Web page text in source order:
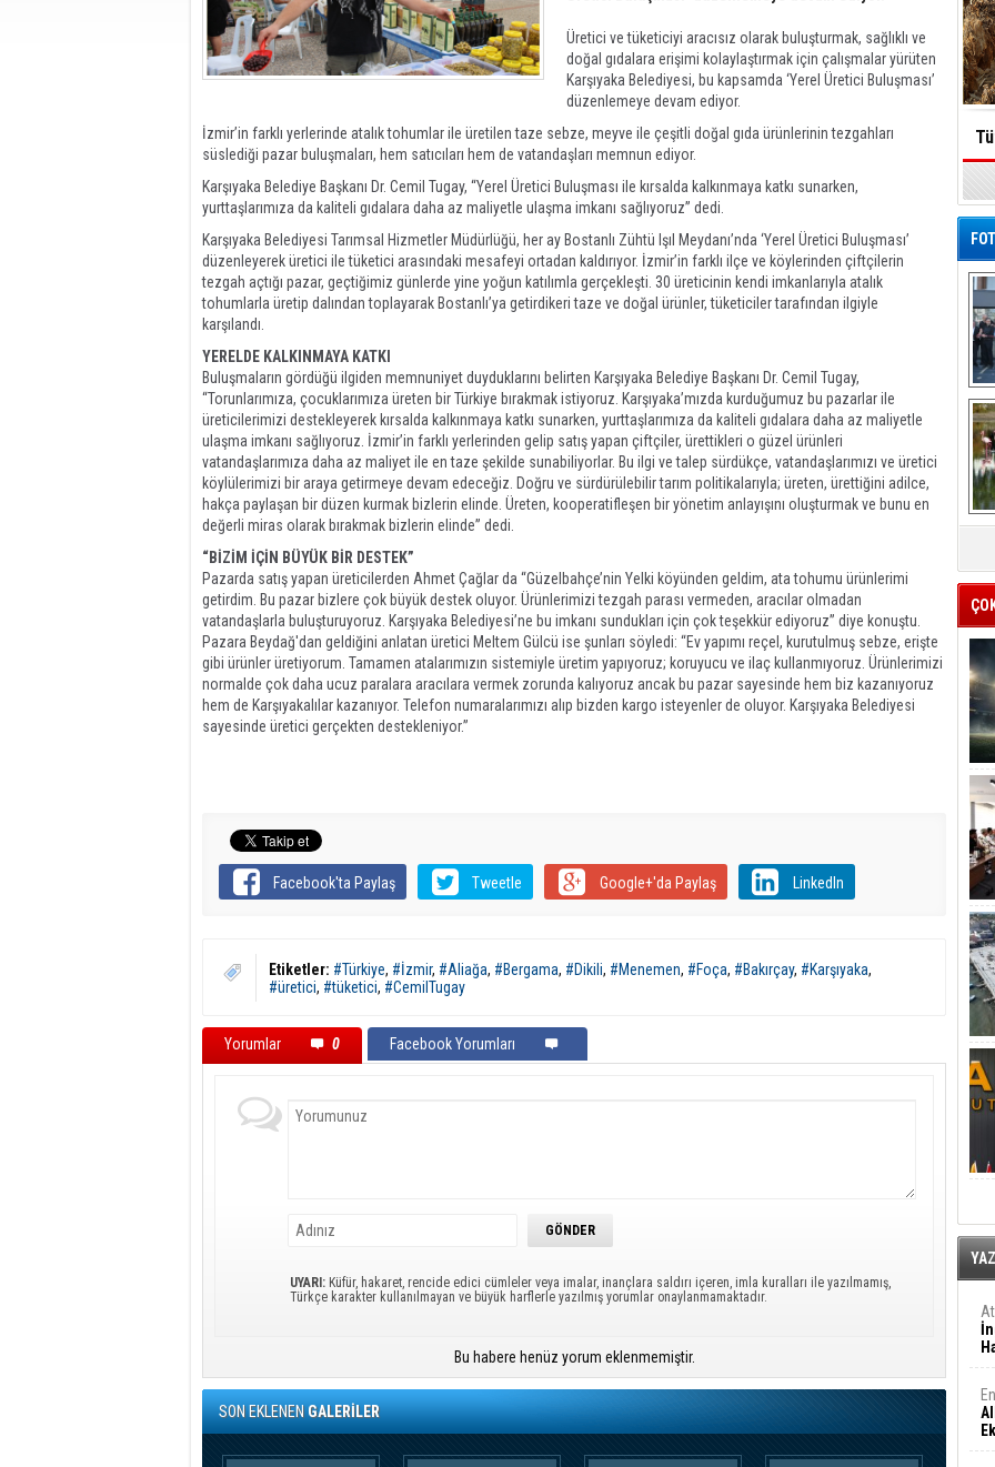
Üretici ve tüketiciyi aracısız olarak buluşturmak, sağlıklı ve
doğal gıdalara erişimi kolaylaştırmak için çalışmalar yürüten
Karşıyaka Belediyesi, bu kapsamda ‘Yerel Üretici Buluşması’
düzenlemeye devam ediyor.
İzmir’in farklı yerlerinde atalık tohumlar ile üretilen taze sebze, meyve ile çeşitli doğal gıda ürünlerinin tezgahları
süslediği pazar buluşmaları, hem satıcıları hem de vatandaşları memnun ediyor.
Karşıyaka Belediye Başkanı Dr. Cemil Tugay, “Yerel Üretici Buluşması ile kırsalda kalkınmaya katkı sunarken,
yurttaşlarımıza da kaliteli gıdalara daha az maliyetle ulaşma imkanı sağlıyoruz” dedi.
Karşıyaka Belediyesi Tarımsal Hizmetler Müdürlüğü, her ay Bostanlı Zühtü Işıl Meydanı’nda ‘Yerel Üretici Buluşması’
düzenleyerek üretici ile tüketici arasındaki mesafeyi ortadan kaldırıyor. İzmir’in farklı ilçe ve köylerinden çiftçilerin
tezgah açtığı pazar, geçtiğimiz günlerde yine yoğun katılımla gerçekleşti. 30 üreticinin kendi imkanlarıyla atalık
tohumlarla üretip dalından toplayarak Bostanlı’ya getirdikeri taze ve doğal ürünler, tüketiciler tarafından ilgiyle
karşılandı.
YERELDE KALKINMAYA KATKI
Buluşmaların gördüğü ilgiden memnuniyet duyduklarını belirten Karşıyaka Belediye Başkanı Dr. Cemil Tugay,
“Torunlarımıza, çocuklarımıza üreten bir Türkiye bırakmak istiyoruz. Karşıyaka’mızda kurduğumuz bu pazarlar ile
üreticilerimizi destekleyerek kırsalda kalkınmaya katkı sunarken, yurttaşlarımıza da kaliteli gıdalara daha az maliyetle
ulaşma imkanı sağlıyoruz. İzmir’in farklı yerlerinden gelip satış yapan çiftçiler, ürettikleri o güzel ürünleri
vatandaşlarımıza daha az maliyet ile en taze şekilde sunabiliyorlar. Bu ilgi ve talep sürdükçe, vatandaşlarımızı ve üretici
köylülerimizi bir araya getirmeye devam edeceğiz. Doğru ve sürdürülebilir tarım politikalarıyla; üreten, ürettiğini adilce,
hakça paylaşan bir düzen kurmak bizlerin elinde. Üreten, kooperatifleşen bir yönetim anlayışını oluşturmak ve bunu en
değerli miras olarak bırakmak bizlerin elinde” dedi.
“BİZİM İÇİN BÜYÜK BİR DESTEK”
Pazarda satış yapan üreticilerden Ahmet Çağlar da “Güzelbahçe’nin Yelki köyünden geldim, ata tohumu ürünlerimi
getirdim. Bu pazar bizlere çok büyük destek oluyor. Ürünlerimizi tezgah parası vermeden, aracılar olmadan
vatandaşlarla buluşturuyoruz. Karşıyaka Belediyesi’ne bu imkanı sundukları için çok teşekkür ediyoruz” diye konuştu.
Pazara Beydağ'dan geldiğini anlatan üretici Meltem Gülcü ise şunları söyledi: “Ev yapımı reçel, kurutulmuş sebze, erişte
gibi ürünler üretiyorum. Tamamen atalarımızın sistemiyle üretim yapıyoruz; koruyucu ve ilaç kullanmıyoruz. Ürünlerimizi
normalde çok daha ucuz paralara aracılara vermek zorunda kalıyoruz ancak bu pazar sayesinde hem biz kazanıyoruz
hem de Karşıyakalılar kazanıyor. Telefon numaralarımızı alıp bizden kargo isteyenler de oluyor. Karşıyaka Belediyesi
sayesinde üretici gerçekten destekleniyor.”
Facebook'ta Paylaş Tweetle Google+'da Paylaş LinkedIn
Etiketler: #Türkiye, #İzmir, #Aliağa, #Bergama, #Dikili, #Menemen, #Foça, #Bakırçay, #Karşıyaka,
#üretici, #tüketici, #CemilTugay
Yorumlar 0 Facebook Yorumları
UYARI: Küfür, hakaret, rencide edici cümleler veya imalar, inançlara saldırı içeren, imla kuralları ile yazılmamış,
Türkçe karakter kullanılmayan ve büyük harflerle yazılmış yorumlar onaylanmamaktadır.
Bu habere henüz yorum eklenmemiştir.
SON EKLENENGALERİLER